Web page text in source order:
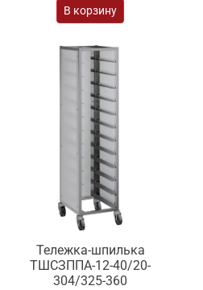
В корзину
Тележка-шпилька
ТШСЗППА-12-40/20-
304/325-360